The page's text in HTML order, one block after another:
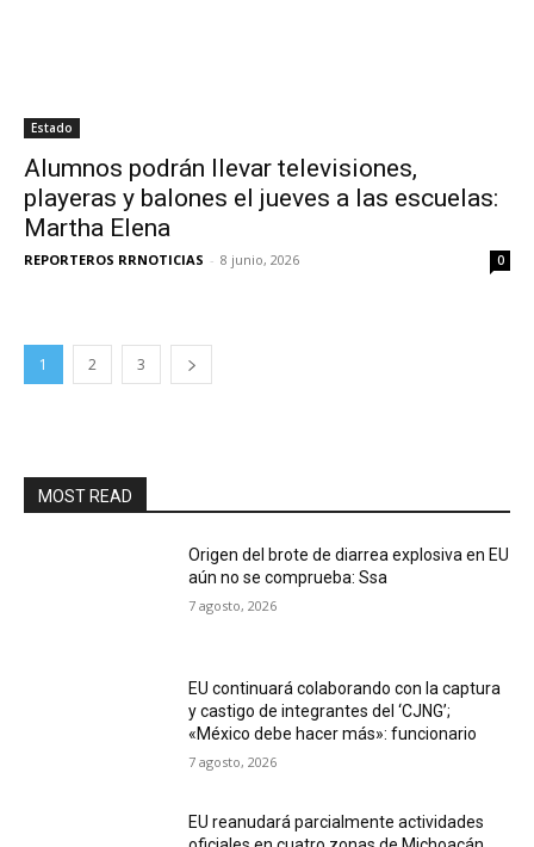
Estado
Alumnos podrán llevar televisiones,
playeras y balones el jueves a las escuelas:
Martha Elena
REPORTEROS RRNOTICIAS - 8 junio, 2026 0
1 2 3
MOST READ
Origen del brote de diarrea explosiva en EU
aún no se comprueba: Ssa
7 agosto, 2026
EU continuará colaborando con la captura
y castigo de integrantes del ‘CJNG’;
«México debe hacer más»: funcionario
7 agosto, 2026
EU reanudará parcialmente actividades